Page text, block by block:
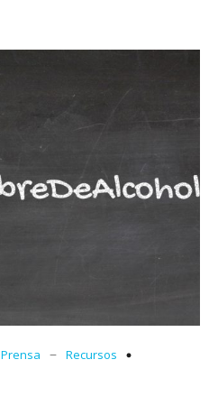
Prensa – Recursos